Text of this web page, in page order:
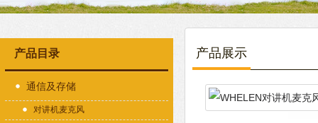
产品目录
通信及存储
对讲机麦克风
产品展示